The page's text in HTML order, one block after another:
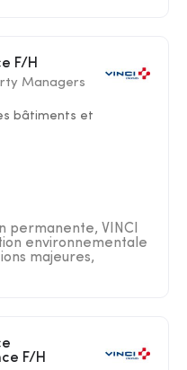
F/H
Managers
bâtiments et
permanente, VINCI
environnementale
majeures,
F/H